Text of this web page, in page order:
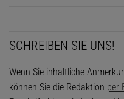
SCHREIBEN SIE UNS!
Wenn Sie inhaltliche
können Sie die Redaktion per